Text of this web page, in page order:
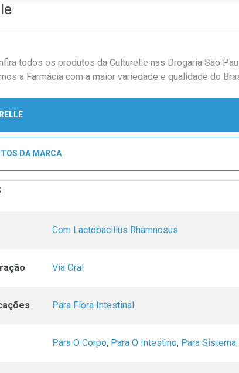
todos os produtos da Culturelle nas Drogaria São
a Farmácia com a maior variedade e qualidade do
DA MARCA
Com Lactobacillus Rhamnosus
Via Oral
Para Flora Intestinal
Para O Corpo, Para O Intestino, Para Sistema